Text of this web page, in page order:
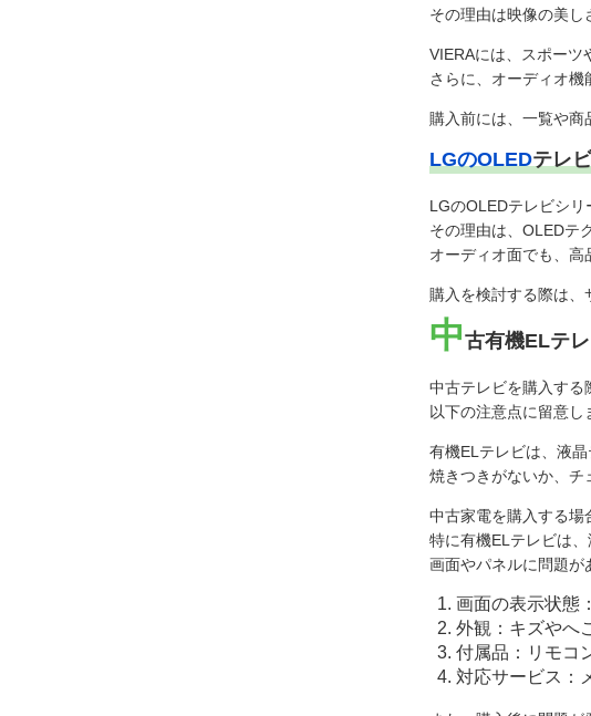
その理由は映像の美し
VIERAには、スポーツ
さらに、オーディオ機
購入前には、一覧や商
LGのOLEDテレ
LGのOLEDテレビシリ
その理由は、OLEDテ
オーディオ面でも、高
購入を検討する際は、
中古有機ELテ
中古テレビを購入する
以下の注意点に留意し
有機ELテレビは、液
焼きつきがないか、チ
中古家電を購入する場
特に有機ELテレビは
画面やパネルに問題が
画面の表示状態
外観：キズやへ
付属品：リモコ
対応サービス：